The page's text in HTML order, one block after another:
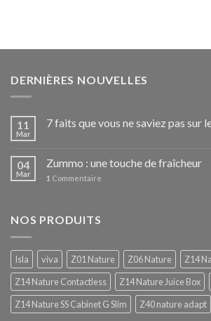
DERNIÈRES NOUVELLES
11
Mar
7 faits que vous ne saviez pas sur
04
Mar
Zummo : une touche de fraîcheur
1 Commentaire
NOS PRODUITS
Isla viva Z01 Nature Z06 Nature
Z14
Z14 Nature Contactless
Z14 Nature Juice Box
Z14 Nature SS Cabinet G Slim
Z40 nature adapt